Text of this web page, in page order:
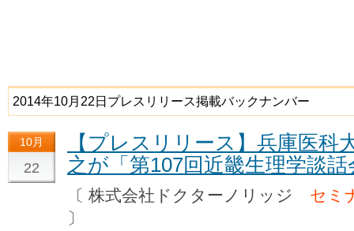
2014年10月22日プレスリリース掲載バックナンバー
10月
22
【プレスリリース】兵庫医
之が「第107回近畿生理学談
〔 株式会社ドクターノリッジ セミ
〕